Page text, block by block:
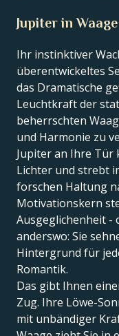
Jupiter in Waage
Ihr instinktiver
überentwickeltes
das Dramatische
Leuchtkraft der
beherrschten
und Harmonie zu
Jupiter an Ihre Tür
Lichter und strebt
forschen Haltung
Motivationskern
Ausgeglichenheit -
anderswo: Sie
Hintergrund für
Romantik.
Das gibt Ihnen
Zug. Ihre Löwe-
mit unbändiger